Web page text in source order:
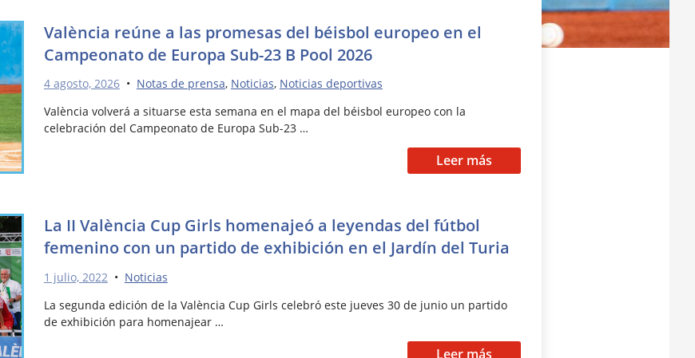
València reúne a las promesas del béisbol europeo en el
Campeonato de Europa Sub-23 B Pool 2026
4 agosto, 2026• Notas de prensa, Noticias, Noticias deportivas
València volverá a situarse esta semana en el mapa del béisbol europeo con la
celebración del Campeonato de Europa Sub-23 …
Leer más
La II València Cup Girls homenajeó a leyendas del fútbol
femenino con un partido de exhibición en el Jardín del Turia
1 julio, 2022 • Noticias
La segunda edición de la València Cup Girls celebró este jueves 30 de junio un partido
de exhibición para homenajear …
Leer más